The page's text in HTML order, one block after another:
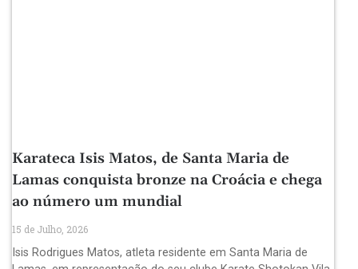
Karateca Isis Matos, de Santa Maria de
Lamas conquista bronze na Croácia e chega
ao número um mundial
15 de Julho, 2026
Isis Rodrigues Matos, atleta residente em Santa Maria de